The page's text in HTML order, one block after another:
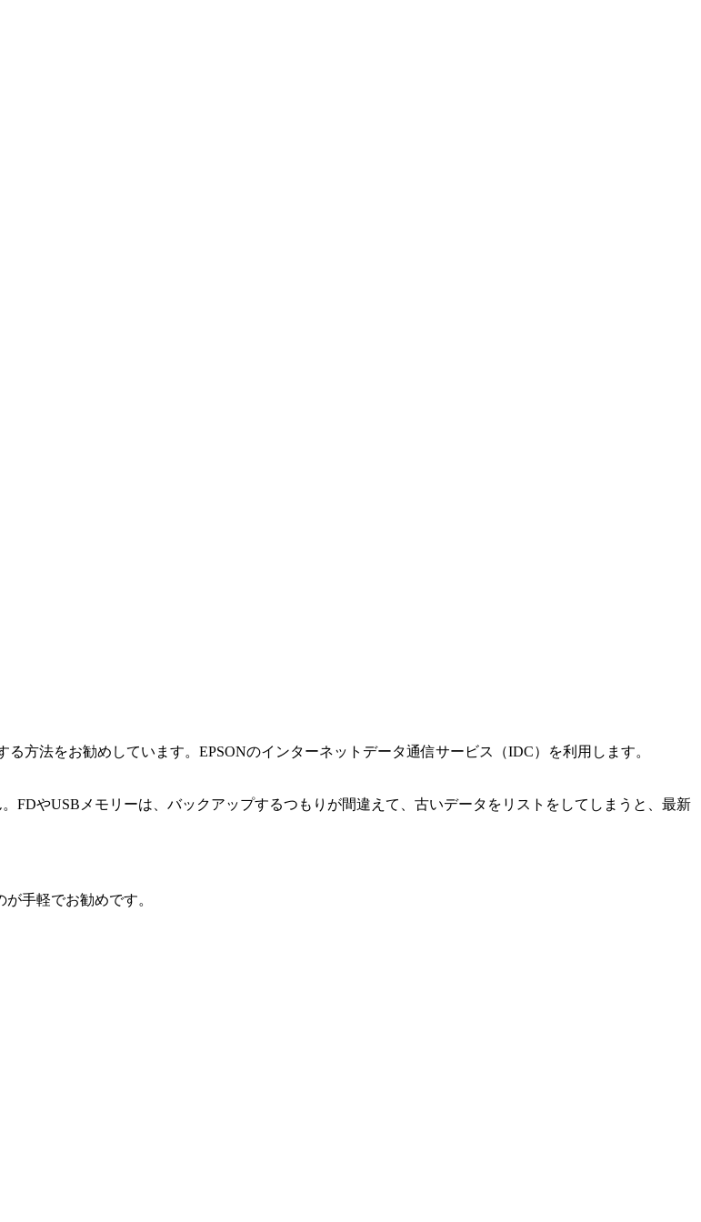
方法をお勧めしています。EPSONのインターネットデータ通信サービス（IDC）を利用します。
FDやUSBメモリーは、バックアップするつもりが間違えて、古いデータをリストをしてしまうと、最新
手軽でお勧めです。